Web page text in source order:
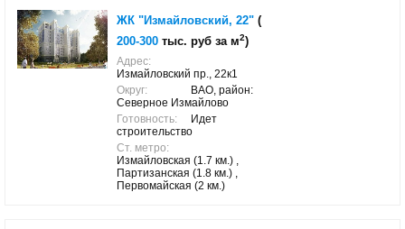
ЖК "Измайловский, 22" (
200-300 тыс. руб за м2)
Адрес:
Измайловский пр., 22к1
Округ:
ВАО, район:
Северное Измайлово
Готовность:
Идет
строительство
Ст. метро:
Измайловская (1.7 км.) ,
Партизанская (1.8 км.) ,
Первомайская (2 км.)